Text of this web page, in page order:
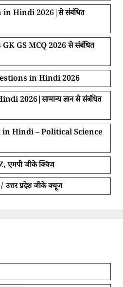
in Hindi 2026|से संबंधित
GS MCQ 2026 से संबंधित
in Hindi 2026
2026|सामान्य ज्ञान से संबंधित
in Hindi – Political Science
एमपी जीके क्विज
प्रदेश जीके क्यूज